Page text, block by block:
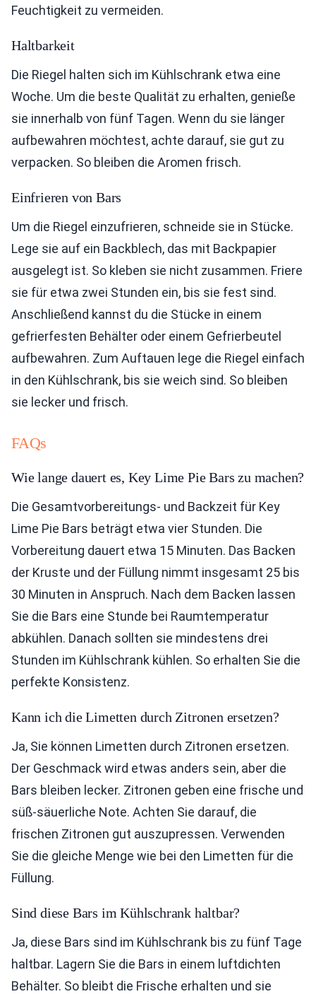
Feuchtigkeit zu vermeiden.
Haltbarkeit
Die Riegel halten sich im Kühlschrank etwa eine
Woche. Um die beste Qualität zu erhalten, genieße
sie innerhalb von fünf Tagen. Wenn du sie länger
aufbewahren möchtest, achte darauf, sie gut zu
verpacken. So bleiben die Aromen frisch.
Einfrieren von Bars
Um die Riegel einzufrieren, schneide sie in Stücke.
Lege sie auf ein Backblech, das mit Backpapier
ausgelegt ist. So kleben sie nicht zusammen. Friere
sie für etwa zwei Stunden ein, bis sie fest sind.
Anschließend kannst du die Stücke in einem
gefrierfesten Behälter oder einem Gefrierbeutel
aufbewahren. Zum Auftauen lege die Riegel einfach
in den Kühlschrank, bis sie weich sind. So bleiben
sie lecker und frisch.
FAQs
Wie lange dauert es, Key Lime Pie Bars zu machen?
Die Gesamtvorbereitungs- und Backzeit für Key
Lime Pie Bars beträgt etwa vier Stunden. Die
Vorbereitung dauert etwa 15 Minuten. Das Backen
der Kruste und der Füllung nimmt insgesamt 25 bis
30 Minuten in Anspruch. Nach dem Backen lassen
Sie die Bars eine Stunde bei Raumtemperatur
abkühlen. Danach sollten sie mindestens drei
Stunden im Kühlschrank kühlen. So erhalten Sie die
perfekte Konsistenz.
Kann ich die Limetten durch Zitronen ersetzen?
Ja, Sie können Limetten durch Zitronen ersetzen.
Der Geschmack wird etwas anders sein, aber die
Bars bleiben lecker. Zitronen geben eine frische und
süß-säuerliche Note. Achten Sie darauf, die
frischen Zitronen gut auszupressen. Verwenden
Sie die gleiche Menge wie bei den Limetten für die
Füllung.
Sind diese Bars im Kühlschrank haltbar?
Ja, diese Bars sind im Kühlschrank bis zu fünf Tage
haltbar. Lagern Sie die Bars in einem luftdichten
Behälter. So bleibt die Frische erhalten und sie